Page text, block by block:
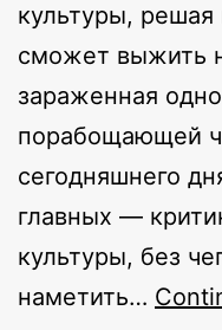
культуры,
сможет выжить
зараженная
порабощающей
сегодняшнего
главных —
культуры, без
наметить…